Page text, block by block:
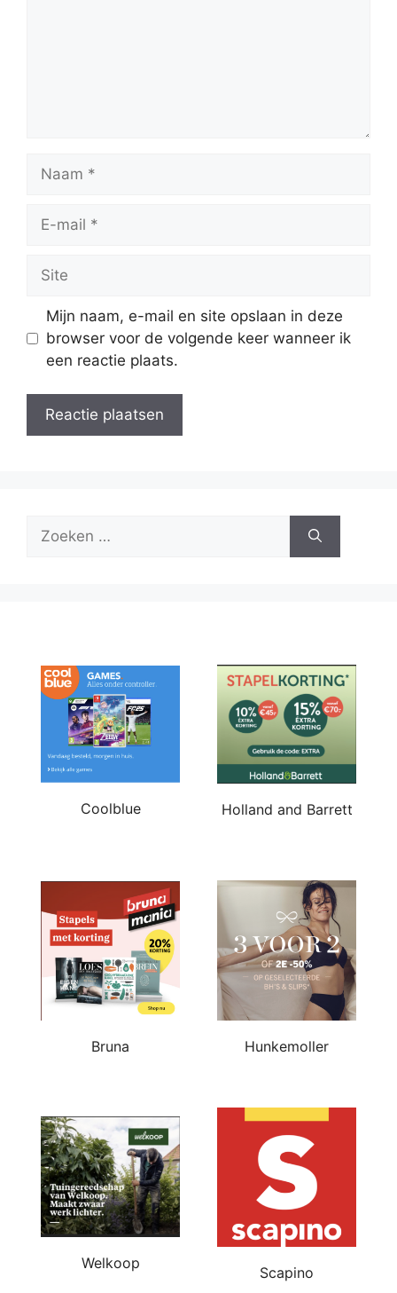
mail
Mijn naam, e-mail en site opslaan in deze
browser voor de volgende keer wanneer ik
een reactie plaats.
Zoek
Coolblue Holland and Barrett
Bruna Hunkemoller
Welkoop
Scapino